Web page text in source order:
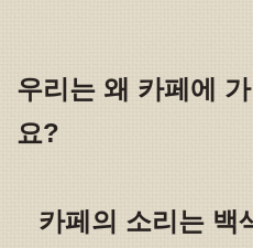
우리는 왜 카페에
요?
카페의 소리는 백